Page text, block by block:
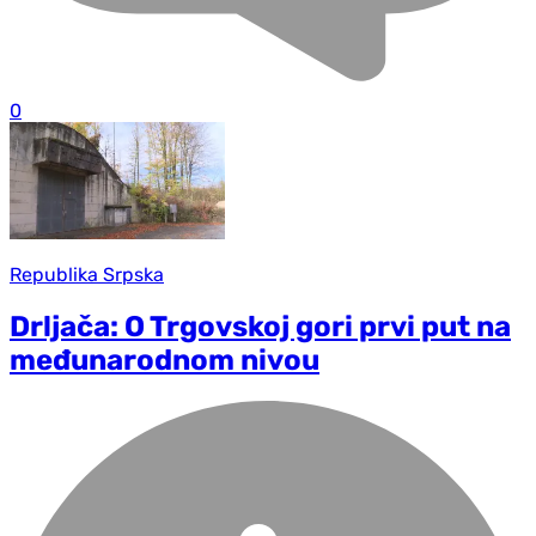
0
Republika Srpska
Drljača: O Trgovskoj gori prvi put na
međunarodnom nivou